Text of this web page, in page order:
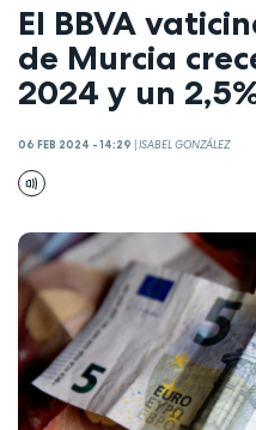
El BBVA
de Murcia
2024 y un
06 FEB 2024 - 14:29 ISABEL GONZÁLEZ